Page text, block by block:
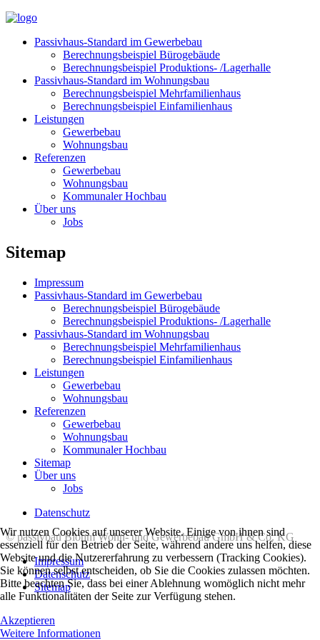
Passivhaus-Standard im Gewerbebau
Berechnungsbeispiel Bürogebäude
Berechnungsbeispiel Produktions- /Lagerhalle
Passivhaus-Standard im Wohnungsbau
Berechnungsbeispiel Mehrfamilienhaus
Berechnungsbeispiel Einfamilienhaus
Leistungen
Gewerbebau
Wohnungsbau
Referenzen
Gewerbebau
Wohnungsbau
Kommunaler Hochbau
Über uns
Jobs
Sitemap
Impressum
Passivhaus-Standard im Gewerbebau
Berechnungsbeispiel Bürogebäude
Berechnungsbeispiel Produktions- /Lagerhalle
Passivhaus-Standard im Wohnungsbau
Berechnungsbeispiel Mehrfamilienhaus
Berechnungsbeispiel Einfamilienhaus
Leistungen
Gewerbebau
Wohnungsbau
Referenzen
Gewerbebau
Wohnungsbau
Kommunaler Hochbau
Sitemap
Über uns
Jobs
Datenschutz
© passivbau Blohm Wohn- und Gewerbebau GmbH & Co. KG
Impressum
Datenschutz
Sitemap
Wir nutzen Cookies auf unserer Website. Einige von ihnen sind
essenziell für den Betrieb der Seite, während andere uns helfen, diese
Website und die Nutzererfahrung zu verbessern (Tracking Cookies).
Sie können selbst entscheiden, ob Sie die Cookies zulassen möchten.
Bitte beachten Sie, dass bei einer Ablehnung womöglich nicht mehr
alle Funktionalitäten der Seite zur Verfügung stehen.
Akzeptieren
Weitere Informationen